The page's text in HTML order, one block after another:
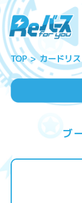
TOP カードリ
ブ